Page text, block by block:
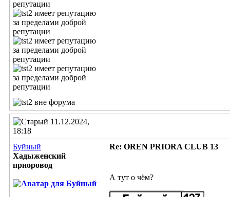
11.12.2024,
18:18
Буйный
Хадыженский
приоровод
Re: OREN PRIORA CLUB 13
А тут о чём?